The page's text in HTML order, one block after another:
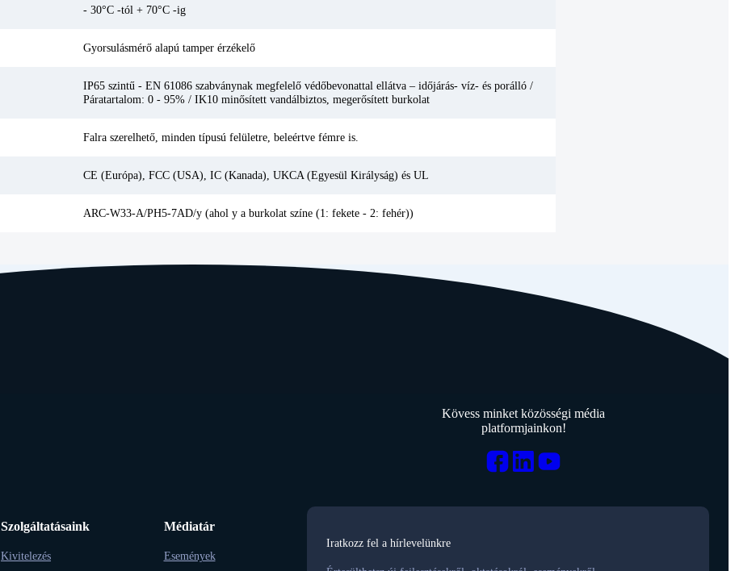
- 30°C -tól + 70°C -ig
Gyorsulásmérő alapú tamper érzékelő
IP65 szintű - EN 61086 szabványnak megfelelő védőbevonattal ellátva – időjárás- víz- és porálló /
Páratartalom: 0 - 95% / IK10 minősített vandálbiztos, megerősített burkolat
Falra szerelhető, minden típusú felületre, beleértve fémre is.
CE (Európa), FCC (USA), IC (Kanada), UKCA (Egyesül Királyság) és UL
ARC-W33-A/PH5-7AD/y (ahol y a burkolat színe (1: fekete - 2: fehér))
Kövess minket közösségi média
platformjainkon!
Szolgáltatásaink
Kivitelezés
Médiatár
Események
Iratkozz fel a hírlevelünkre